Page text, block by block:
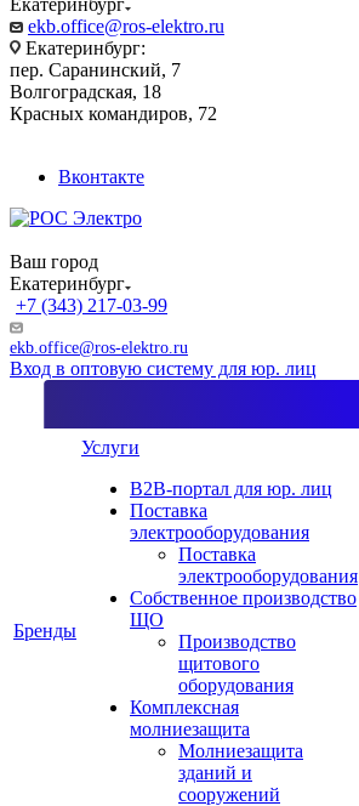
Екатеринбург
ekb.office@ros-elektro.ru
Екатеринбург:
пер. Саранинский, 7
Волгоградская, 18
Красных командиров, 72
Вконтакте
Ваш город
Екатеринбург
+7 (343) 217-03-99
ekb.office@ros-elektro.ru
Вход в оптовую систему для юр. лиц
Бренды
Услуги
B2B-портал для юр. лиц
Поставка
электрооборудования
Поставка
электрооборудования
Собственное производство
ЩО
Производство
щитового
оборудования
Комплексная
молниезащита
Молниезащита
зданий и
сооружений